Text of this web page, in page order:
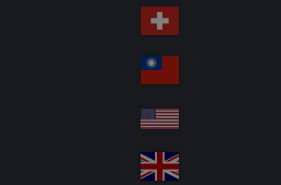
itz
erl
an
d
Sw
itz
erl
an
d
wa
n
A